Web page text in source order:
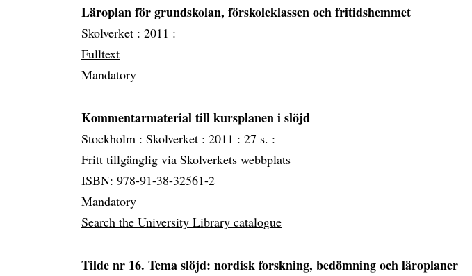
Läroplan för grundskolan, förskoleklassen och fritidshemmet
Skolverket : 2011 :
Fulltext
Mandatory
Kommentarmaterial till kursplanen i slöjd
Stockholm : Skolverket : 2011 : 27 s. :
Fritt tillgänglig via Skolverkets webbplats
ISBN: 978-91-38-32561-2
Mandatory
Search the University Library catalogue
Tilde nr 16. Tema slöjd: nordisk forskning, bedömning och läroplaner